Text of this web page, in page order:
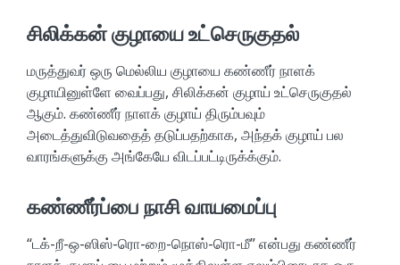
சிலிக்கன் குழாயை உட்செருகுதல்
மருத்துவர் ஒரு மெல்லிய குழாயை கண்ணீர் நாளக்
குழாயினுள்ளே வைப்பது, சிலிக்கன் குழாய் உட்செருகுதல்
ஆகும். கண்ணீர் நாளக் குழாய் திரும்பவும்
அடைத்துவிடுவதைத் தடுப்பதற்காக, அந்தக் குழாய் பல
வாரங்களுக்கு அங்கேயே விடப்பட்டிருக்க்கும்.
கண்ணீர்ப்பை நாசி வாயமைப்பு
“டக்-றீ-ஒ-ஸிஸ்-ரொ-றை-நொஸ்-ரொ-மீ” என்பது கண்ணீர்